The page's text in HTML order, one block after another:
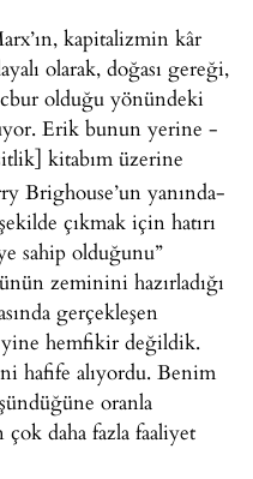
kapitalizmin kâr
olarak, doğası gereği,
olduğu yönündeki
Erik bunun yerine -
kitabım üzerine
Brighouse’un yanında-
çıkmak için hatırı
sahip olduğunu”
zeminini hazırladığı
gerçekleşen
yine hemfikir değildik.
hafife alıyordu. Benim
oranla
daha fazla faaliyet